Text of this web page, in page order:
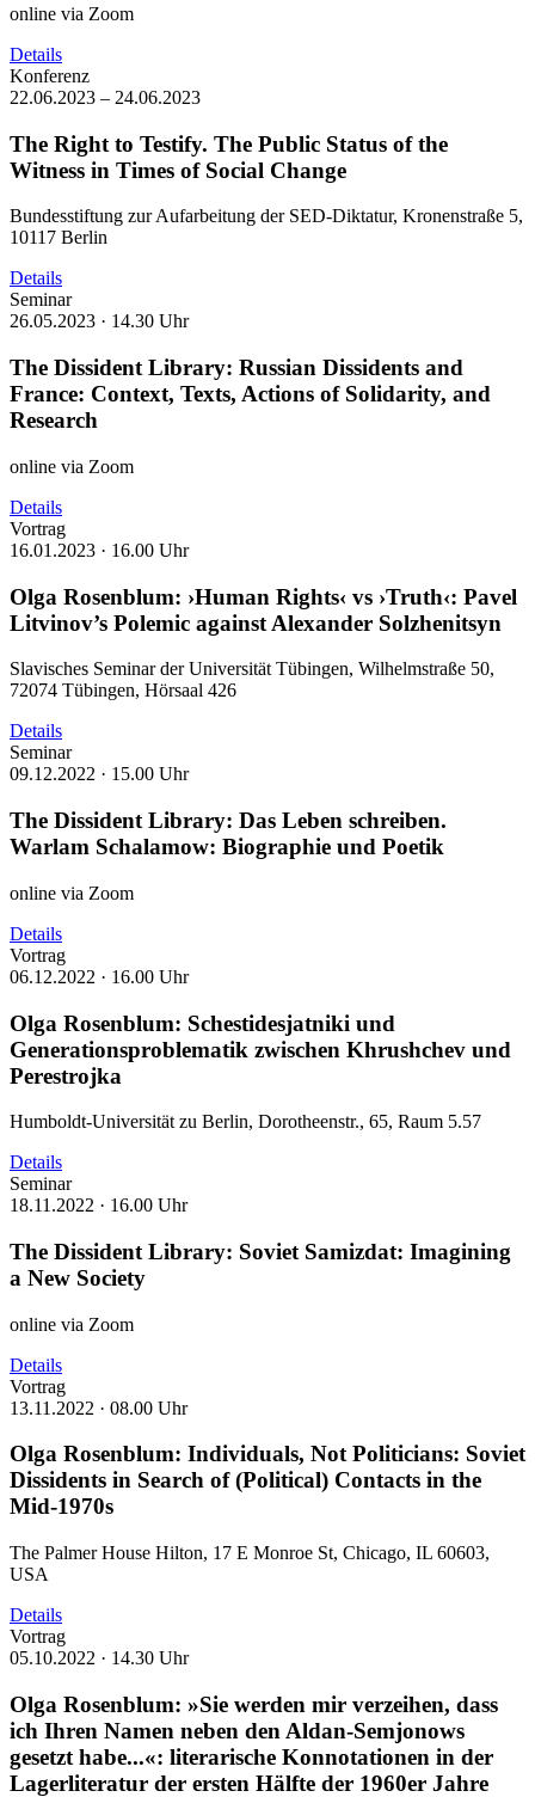
online via Zoom
Details
Konferenz
22.06.2023 – 24.06.2023
The Right to Testify. The Public Status of the
Witness in Times of Social Change
Bundesstiftung zur Aufarbeitung der SED-Diktatur, Kronenstraße 5,
10117 Berlin
Details
Seminar
26.05.2023 · 14.30 Uhr
The Dissident Library: Russian Dissidents and
France: Context, Texts, Actions of Solidarity, and
Research
online via Zoom
Details
Vortrag
16.01.2023 · 16.00 Uhr
Olga Rosenblum: ›Human Rights‹ vs ›Truth‹: Pavel
Litvinov’s Polemic against Alexander Solzhenitsyn
Slavisches Seminar der Universität Tübingen, Wilhelmstraße 50,
72074 Tübingen, Hörsaal 426
Details
Seminar
09.12.2022 · 15.00 Uhr
The Dissident Library: Das Leben schreiben.
Warlam Schalamow: Biographie und Poetik
online via Zoom
Details
Vortrag
06.12.2022 · 16.00 Uhr
Olga Rosenblum: Schestidesjatniki und
Generationsproblematik zwischen Khrushchev und
Perestrojka
Humboldt-Universität zu Berlin, Dorotheenstr., 65, Raum 5.57
Details
Seminar
18.11.2022 · 16.00 Uhr
The Dissident Library: Soviet Samizdat: Imagining
a New Society
online via Zoom
Details
Vortrag
13.11.2022 · 08.00 Uhr
Olga Rosenblum: Individuals, Not Politicians: Soviet
Dissidents in Search of (Political) Contacts in the
Mid-1970s
The Palmer House Hilton, 17 E Monroe St, Chicago, IL 60603,
USA
Details
Vortrag
05.10.2022 · 14.30 Uhr
Olga Rosenblum: »Sie werden mir verzeihen, dass
ich Ihren Namen neben den Aldan-Semjonows
gesetzt habe...«: literarische Konnotationen in der
Lagerliteratur der ersten Hälfte der 1960er Jahre